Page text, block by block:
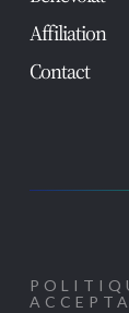
Affiliation
Contact